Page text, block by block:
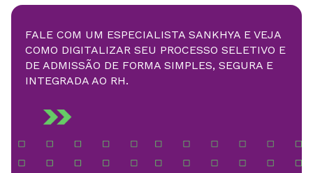
FALE COM UM ESPECIALISTA SANKHYA E VEJA
COMO DIGITALIZAR SEU PROCESSO SELETIVO E
DE ADMISSÃO DE FORMA SIMPLES, SEGURA E
INTEGRADA AO RH.